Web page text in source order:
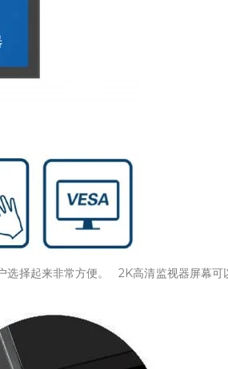
择起来非常方便。 2K高清监视器屏幕